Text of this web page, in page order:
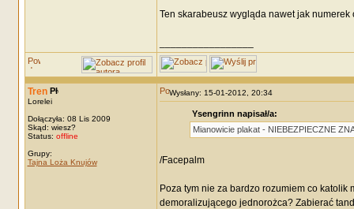
Ten skarabeusz wygląda nawet jak numerek
Tren
Lorelei
Dołączyła: 08 Lis 2009
Skąd: wiesz?
Status: offline
Grupy:
Tajna Loża Knujów
Wysłany: 15-01-2012, 20:34
Ysengrinn napisał/a:
Mianowicie plakat - NIEBEZPIECZNE
/Facepalm
Poza tym nie za bardzo rozumiem co katolik
demoralizującego jednorożca? Zabierać